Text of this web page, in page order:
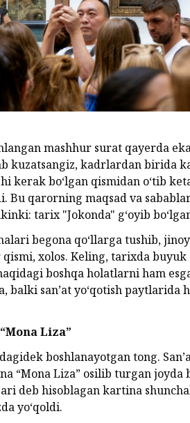
mashhur surat qayerda
kuzatsangiz, kadrlardan birida
kerak bo‘lgan qismidan o‘tib
Bu qarorning maqsad va
tarix "Jokonda" g‘oyib
begona qo‘llarga tushib,
xolos. Keling, tarixda buyuk
boshqa holatlarni ham
balki san’at yo‘qotish
Liza”
boshlanayotgan tong.
“Mona Liza” osilib turgan joyda
deb hisoblagan kartina
yo‘qoldi.